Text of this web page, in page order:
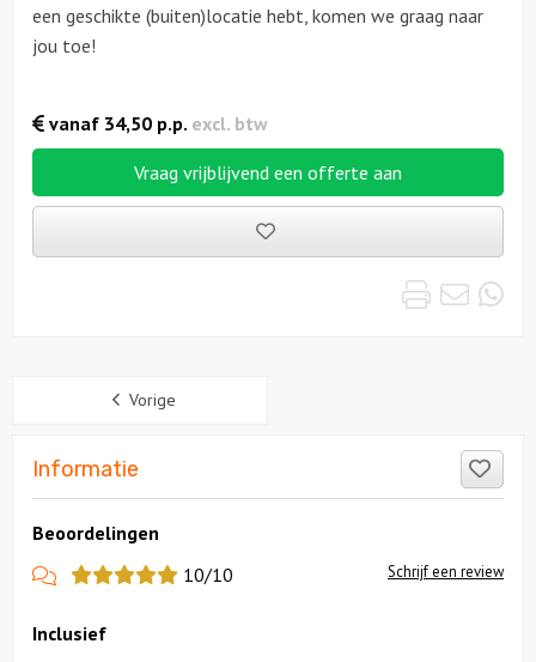
een geschikte (buiten)locatie hebt, komen we graag naar
jou toe!
Vraag vrijblijvend een offerte aan
uitjes
vanaf 34,50 p.p. excl. btw
Print
Vorige
Informatie
Beoordelingen
View
reviews
10/10 Schrijf een review
Inclusief